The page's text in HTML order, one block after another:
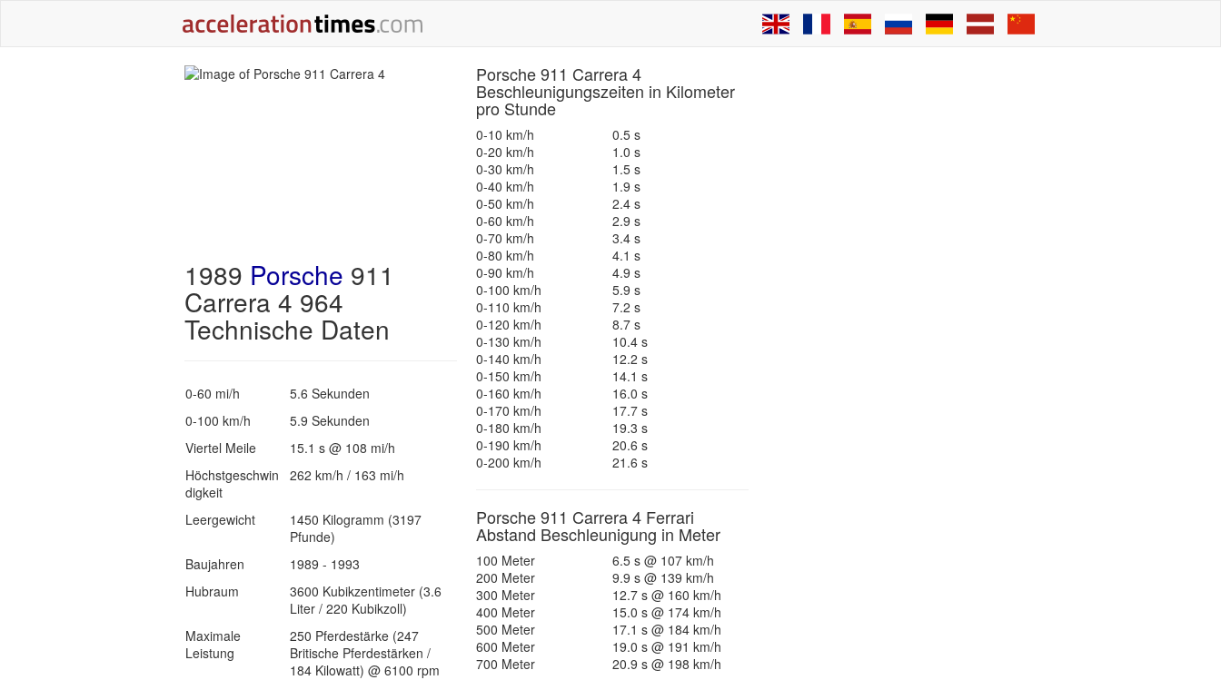
1989 Porsche 911
Carrera 4 964
Technische Daten
0-60 mi/h
5.6 Sekunden
0-100 km/h
5.9 Sekunden
Viertel Meile
15.1 s @ 108 mi/h
Höchstgeschwin
digkeit
262 km/h / 163 mi/h
Leergewicht
1450 Kilogramm (3197
Pfunde)
Baujahren
1989 - 1993
Hubraum
3600 Kubikzentimeter (3.6
Liter / 220 Kubikzoll)
Maximale
Leistung
250 Pferdestärke (247
Britische Pferdestärken /
184 Kilowatt) @ 6100 rpm
Porsche 911 Carrera 4
Beschleunigungszeiten in Kilometer
pro Stunde
0-10 km/h
0.5 s
0-20 km/h
1.0 s
0-30 km/h
1.5 s
0-40 km/h
1.9 s
0-50 km/h
2.4 s
0-60 km/h
2.9 s
0-70 km/h
3.4 s
0-80 km/h
4.1 s
0-90 km/h
4.9 s
0-100 km/h
5.9 s
0-110 km/h
7.2 s
0-120 km/h
8.7 s
0-130 km/h
10.4 s
0-140 km/h
12.2 s
0-150 km/h
14.1 s
0-160 km/h
16.0 s
0-170 km/h
17.7 s
0-180 km/h
19.3 s
0-190 km/h
20.6 s
0-200 km/h
21.6 s
Porsche 911 Carrera 4 Ferrari
Abstand Beschleunigung in Meter
100 Meter
6.5 s @ 107 km/h
200 Meter
9.9 s @ 139 km/h
300 Meter
12.7 s @ 160 km/h
400 Meter
15.0 s @ 174 km/h
500 Meter
17.1 s @ 184 km/h
600 Meter
19.0 s @ 191 km/h
700 Meter
20.9 s @ 198 km/h